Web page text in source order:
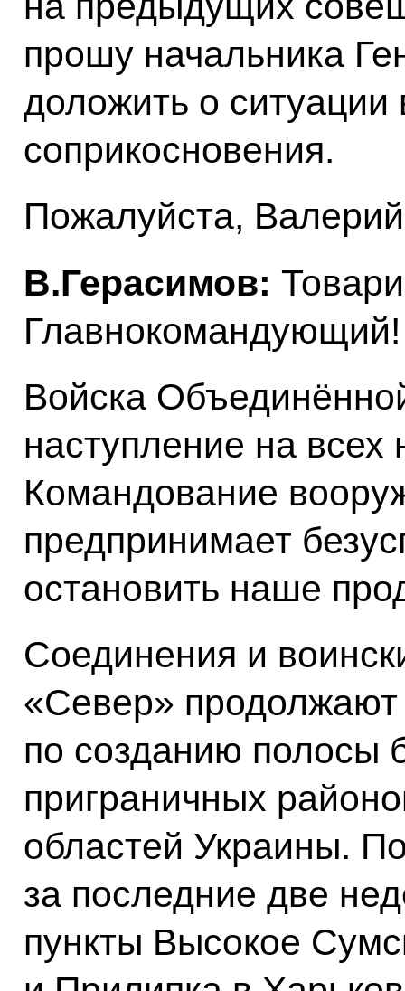
прошу начальника
доложить о
соприкосновения.
Пожалуйста,
В.Герасимов:
Главнокомандующий!
Войска
наступление на всех
Командование
предпринимает
остановить наше
Соединения и
«Север» продолжают
по созданию полосы
приграничных
областей Украины.
за последние две
пункты Высокое